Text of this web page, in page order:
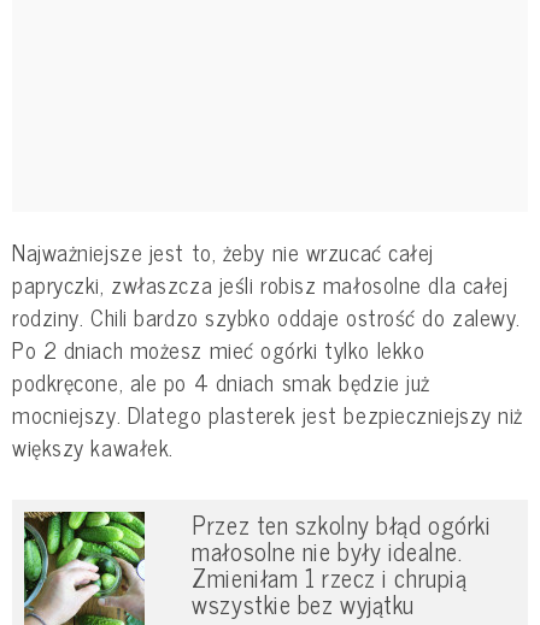
Najważniejsze jest to, żeby nie wrzucać całej
papryczki, zwłaszcza jeśli robisz małosolne dla całej
rodziny. Chili bardzo szybko oddaje ostrość do zalewy.
Po 2 dniach możesz mieć ogórki tylko lekko
podkręcone, ale po 4 dniach smak będzie już
mocniejszy. Dlatego plasterek jest bezpieczniejszy niż
większy kawałek.
Przez ten szkolny błąd ogórki
małosolne nie były idealne.
Zmieniłam 1 rzecz i chrupią
wszystkie bez wyjątku